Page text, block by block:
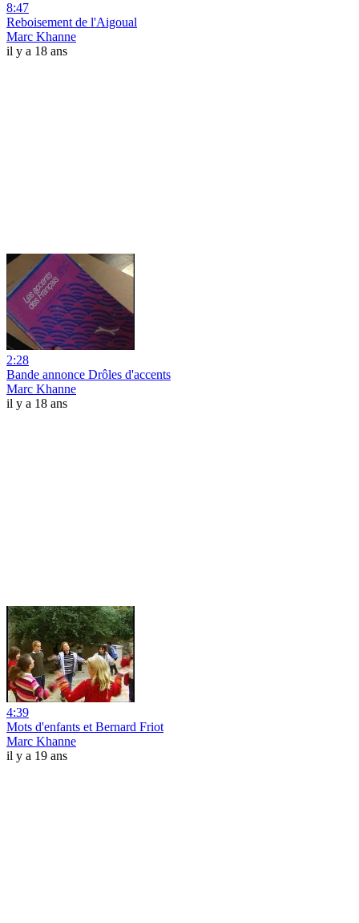
8:47
Reboisement de l'Aigoual
Marc Khanne
il y a 18 ans
2:28
Bande annonce Drôles d'accents
Marc Khanne
il y a 18 ans
4:39
Mots d'enfants et Bernard Friot
Marc Khanne
il y a 19 ans